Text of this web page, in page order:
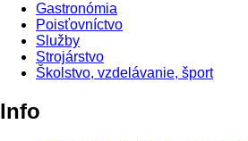
Gastronómia
Poisťovníctvo
Služby
Strojárstvo
Školstvo, vzdelávanie, šport
Info